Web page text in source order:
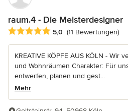
raum.4 - Die Meisterdesigner
Durchschnittliche Bewertung: 5
5,0 (11 Bewertungen)
KREATIVE KÖPFE AUS KÖLN - Wir
und Wohnräumen Charakter: Für
entwerfen, planen und gest...
Mehr